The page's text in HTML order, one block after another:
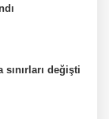
değişti